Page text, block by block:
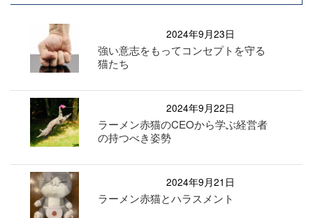
2024年9月23日
強い意志をもってコンセプトを守る
猫たち
2024年9月22日
ラーメン赤猫のCEOから学ぶ経営者
の持つべき姿勢
2024年9月21日
ラーメン赤猫とハラスメント